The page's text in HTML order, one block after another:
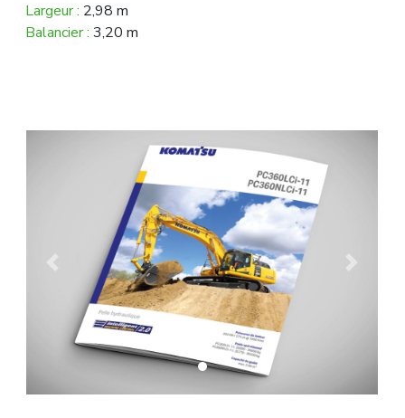
Largeur : 2,98 m
Balancier : 3,20 m
Previous Next